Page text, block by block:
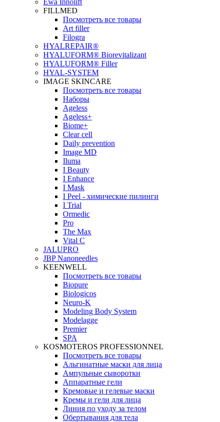
Ewa Innolift
FILLMED
Посмотреть все товары
Art filler
Filogra
НYALREPAIR®
HYALUFORM® Biorevitalizant
HYALUFORM® Filler
HYAL-SYSTEM
IMAGE SKINCARE
Посмотреть все товары
Наборы
Ageless
Ageless+
Biome+
Clear cell
Daily prevention
Image MD
Iluma
I Beauty
I Enhance
I Mask
I Peel - химические пилинги
I Trial
Ormedic
Pro
The Max
Vital C
JALUPRO
JBP Nanoneedles
KEENWELL
Посмотреть все товары
Biopure
Biologicos
Neuro‑K
Modeling Body System
Modelagge
Premier
SPA
KOSMOTEROS PROFESSIONNEL
Посмотреть все товары
Альгинатные маски для лица
Ампульные сыворотки
Аппаратные гели
Кремовые и гелевые маски
Кремы и гели для лица
Линия по уходу за телом
Обертывания для тела